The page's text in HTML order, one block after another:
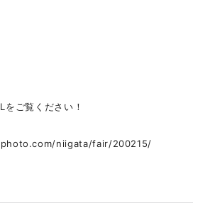
をご覧ください！
niigata/fair/200215/